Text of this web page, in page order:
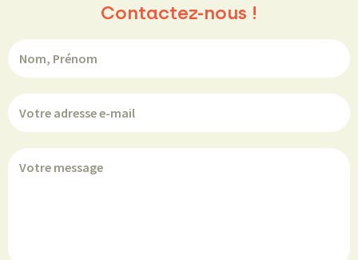
Contactez-nous !